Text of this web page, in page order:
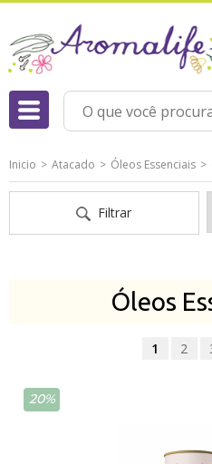
Filtrar
Inicio Atacado Óleos Essenciais
Óleos
1 2
20%